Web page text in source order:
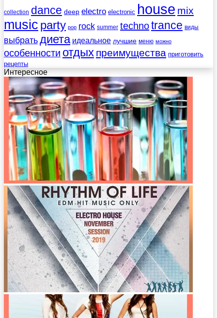
collection dance deep electro electronic house mix
music party pop rock summer technotrance виды
выбратьдиета идеальное лучшие меню можно
особенности отдых преимущества приготовить
рецепты
Интересное